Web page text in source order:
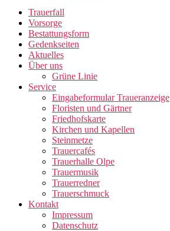
Trauerfall
Vorsorge
Bestattungsform
Gedenkseiten
Aktuelles
Über uns
Grüne Linie
Service
Eingabeformular Traueranzeige
Floristen und Gärtner
Friedhofskarte
Kirchen und Kapellen
Steinmetze
Trauercafés
Trauerhalle Olpe
Trauermusik
Trauerredner
Trauerschmuck
Kontakt
Impressum
Datenschutz